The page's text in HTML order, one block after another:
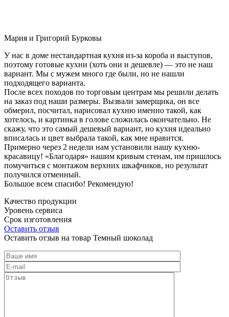
Мария и Григорий Бурковы
У нас в доме нестандартная кухня из-за короба и выступов,
поэтому готовые кухни (хоть они и дешевле) — это не наш
вариант. Мы с мужем много где были, но не нашли
подходящего варианта.
После всех походов по торговым центрам мы решили делать
на заказ под наши размеры. Вызвали замерщика, он все
обмерил, посчитал, нарисовал кухню именно такой, как
хотелось, и картинка в голове сложилась окончательно. Не
скажу, что это самый дешевый вариант, но кухня идеально
вписалась и цвет выбрала такой, как мне нравится.
Примерно через 2 недели нам установили нашу кухню-
красавицу! «Благодаря» нашим кривым стенам, им пришлось
помучиться с монтажом верхних шкафчиков, но результат
получился отменный.
Большое всем спасибо! Рекомендую!
Качество продукции
Уровень сервиса
Срок изготовления
Оставить отзыв
Оставить отзыв на товар Темный шоколад